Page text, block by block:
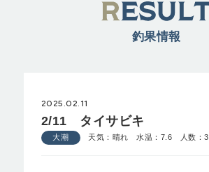
釣果情報
2025.02.11
2/11 タイサビキ
大潮 天気：晴れ 水温：7.6 人数：3